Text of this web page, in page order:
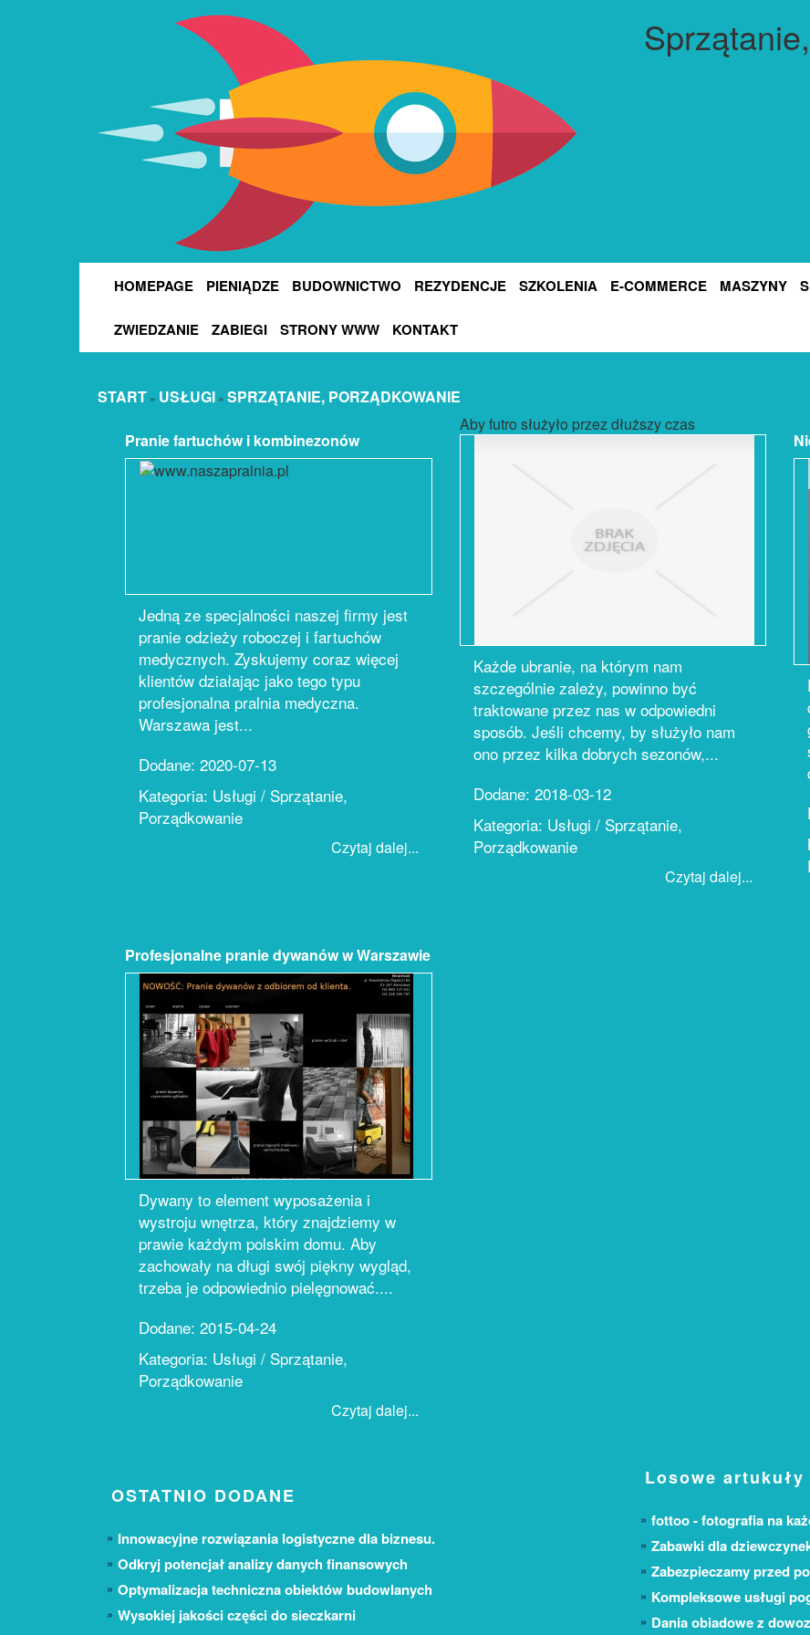
HOMEPAGE PIENIĄDZE BUDOWNICTWO REZYDENCJE SZKOLENIA E-COMMERCE MASZYNY
ZWIEDZANIE ZABIEGI STRONY WWW KONTAKT
START » USŁUGI » SPRZĄTANIE, PORZĄDKOWANIE
Pranie fartuchów i kombinezonów
Jedną ze specjalności naszej firmy jest
pranie odzieży roboczej i fartuchów
medycznych. Zyskujemy coraz więcej
klientów działając jako tego typu
profesjonalna pralnia medyczna.
Warszawa jest...
Dodane: 2020-07-13
Kategoria: Usługi / Sprzątanie,
Porządkowanie
Czytaj dalej...
Aby futro służyło przez dłuższy czas
Każde ubranie, na którym nam
szczególnie zależy, powinno być
traktowane przez nas w odpowiedni
sposób. Jeśli chcemy, by służyło nam
ono przez kilka dobrych sezonów,...
Dodane: 2018-03-12
Kategoria: Usługi / Sprzątanie,
Porządkowanie
Czytaj dalej...
Profesjonalne pranie dywanów w Warszawie
Dywany to element wyposażenia i
wystroju wnętrza, który znajdziemy w
prawie każdym polskim domu. Aby
zachowały na długi swój piękny wygląd,
trzeba je odpowiednio pielęgnować....
Dodane: 2015-04-24
Kategoria: Usługi / Sprzątanie,
Porządkowanie
Czytaj dalej...
OSTATNIO DODANE
Innowacyjne rozwiązania logistyczne dla biznesu.
Odkryj potencjał analizy danych finansowych
Optymalizacja techniczna obiektów budowlanych
Wysokiej jakości części do sieczkarni
Losowe artukuły
fottoo - fotografia na
Zabawki dla
Zabezpieczamy przed
Kompleksowe usługi
Dania obiadowe z